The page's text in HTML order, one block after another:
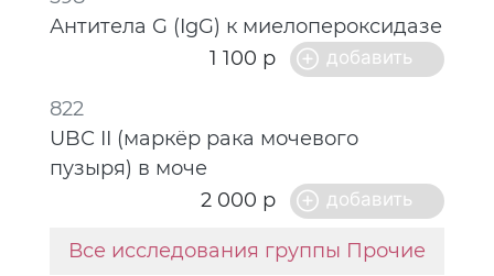
Антитела G (IgG) к миелопероксидазе
1 100 р
822
UBС II (маркёр рака мочевого
пузыря) в моче
2 000 р
Все исследования группы Прочие